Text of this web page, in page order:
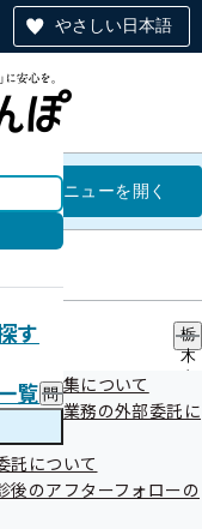
やさしい日本語
す
覧 問
い
わ
・
栃木支部
メニューを開く
栃
木
部
の
・
新規募集について
供勧奨業務の外部委託に
託について
後のアフターフォローの
成した案内
ついて